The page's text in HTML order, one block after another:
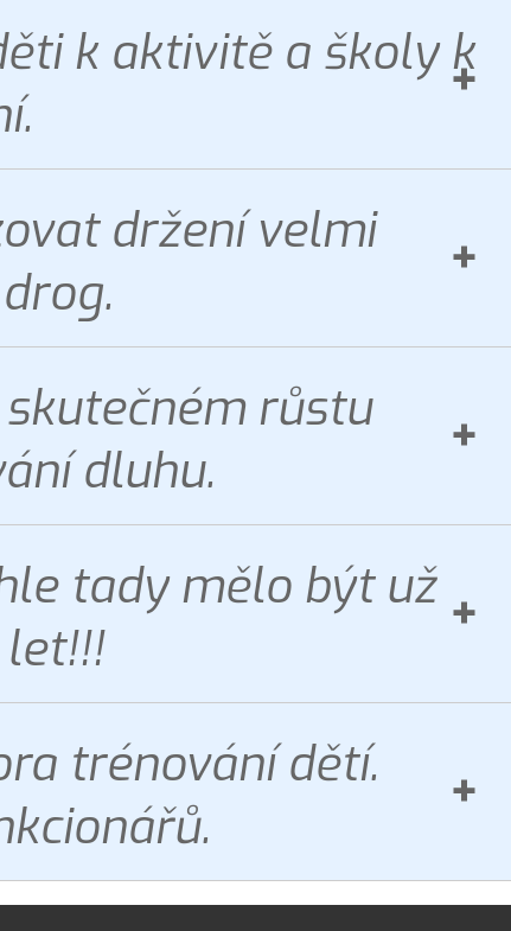
k aktivitě a školy k
držení velmi
růstu
dluhu.
tady mělo být už
trénování dětí.